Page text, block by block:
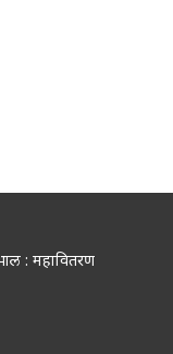
: महावितरण